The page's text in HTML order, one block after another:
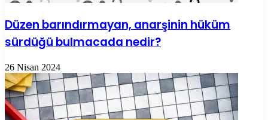
Düzen barındırmayan, anarşinin hüküm
sürdüğü bulmacada nedir?
26 Nisan 2024